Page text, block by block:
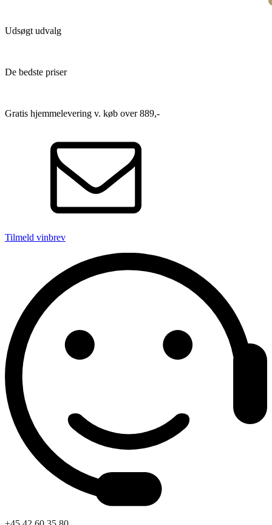
Udsøgt udvalg
De bedste priser
Gratis hjemmelevering v. køb over 889,-
Tilmeld vinbrev